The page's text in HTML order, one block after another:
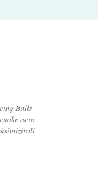
Bulls
aero